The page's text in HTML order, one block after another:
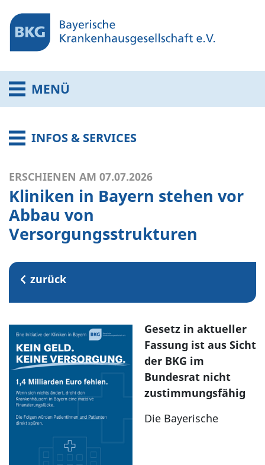
MENÜ
INFOS & SERVICES
ERSCHIENEN AM 07.07.2026
Kliniken in Bayern stehen vor
Abbau von
Versorgungsstrukturen
zurück
Gesetz in aktueller
Fassung ist aus Sicht
der BKG im
Bundesrat nicht
zustimmungsfähig
Die Bayerische